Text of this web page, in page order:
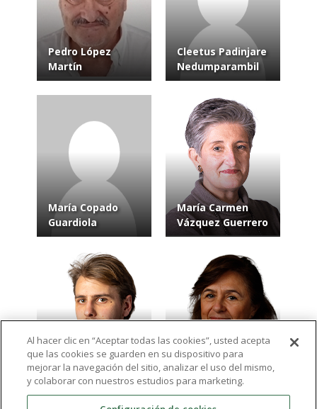
Pedro López
Martín
Cleetus Padinjare
Nedumparambil
María Copado
Guardiola
María Carmen
Vázquez Guerrero
Antonio Javier
Parra Guillamón
María Ángela
Cantueso Muñoz
Al hacer clic en “Aceptar todas las cookies”, usted acepta
que las cookies se guarden en su dispositivo para
mejorar la navegación del sitio, analizar el uso del mismo,
y colaborar con nuestros estudios para marketing.